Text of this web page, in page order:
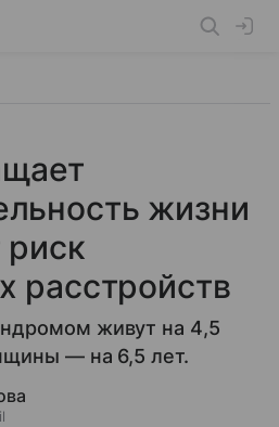
жизни
расстройств
живут на 4,5
— на 6,5 лет.